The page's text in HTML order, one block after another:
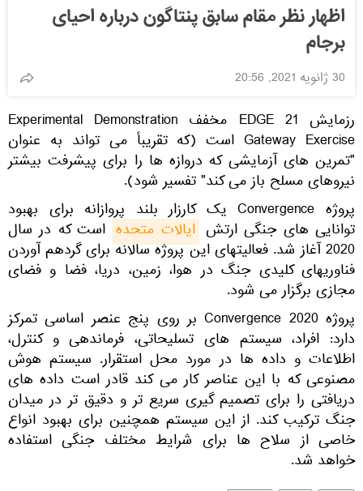
اظهار نظر مقام سابق پنتاگون درباره احیای
برجام
30 ژانویه 2021, 20:56
رزمایش EDGE 21 مخفف Experimental Demonstration
Gateway Exercise است (که تقریباً می تواند به عنوان
"تمرین های آزمایشی که دروازه ها را برای پیشرفت بیشتر
نیروهای مسلح باز می کند" تفسیر شود).
پروژه Convergence یک کارزار بلند پروازانه برای بهبود
توانایی های جنگی ارتش ایالات متحده است که در سال
2020 آغاز شد. فعالیتهای این پروژه سالانه برای گردهم آوردن
فناوریهای کلیدی جنگ در هوا، زمین، دریا، فضا و فضای
مجازی برگزار می شود.
پروژه Convergence 2020 بر روی پنج عنصر اساسی تمرکز
دارد: افراد، سیستم های تسلیحاتی، فرماندهی و کنترل،
اطلاعات و داده ها در مورد محل استقرار. سیستم هوش
مصنوعی که با این عناصر کار می کند قادر است داده های
دریافتی را برای تصمیم گیری سریع تر و دقیق تر در میدان
جنگ ترکیب کند. از این سیستم همچنین برای بهبود انواع
خاصی از سلاح ها برای شرایط مختلف جنگی استفاده
خواهد شد.